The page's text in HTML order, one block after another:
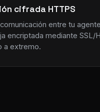
cifrada HTTPS
entre tu
encriptada mediante SSL/
a extremo.